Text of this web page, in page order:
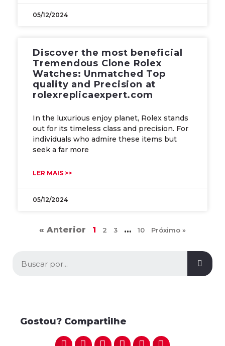
05/12/2024
Discover the most beneficial
Tremendous Clone Rolex
Watches: Unmatched Top
quality and Precision at
rolexreplicaexpert.com
In the luxurious enjoy planet, Rolex stands
out for its timeless class and precision. For
individuals who admire these items but
seek a far more
LER MAIS >>
05/12/2024
« Anterior 1 2 3 … 10 Próximo »
Gostou? Compartilhe